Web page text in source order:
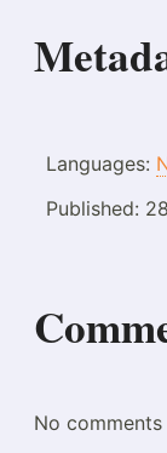
Languages:
Published:
No